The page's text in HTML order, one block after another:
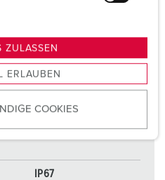
ZULASSEN
ERLAUBEN
COOKIES
IP67